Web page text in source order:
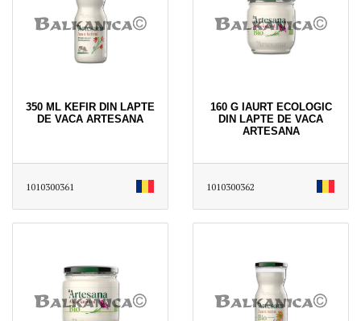
350 ML KEFIR DIN LAPTE
DE VACA ARTESANA
1010300361
160 G IAURT ECOLOGIC
DIN LAPTE DE VACA
ARTESANA
1010300362